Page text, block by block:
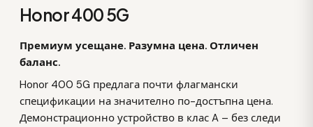
Honor 400 5G
Премиум усещане. Разумна цена. Отличен
баланс.
Honor 400 5G предлага почти флагмански
спецификации на значително по-достъпна цена.
Демонстрационно устройство в клас A – без следи